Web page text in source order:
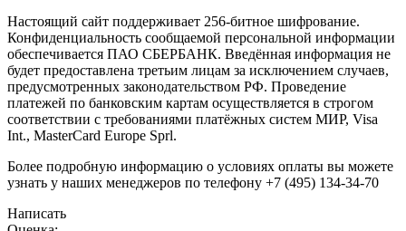
Настоящий сайт поддерживает 256-битное шифрование.
Конфиденциальность сообщаемой персональной информации
обеспечивается ПАО СБЕРБАНК. Введённая информация не
будет предоставлена третьим лицам за исключением случаев,
предусмотренных законодательством РФ. Проведение
платежей по банковским картам осуществляется в строгом
соответствии с требованиями платёжных систем МИР, Visa
Int., MasterCard Europe Sprl.
Более подробную информацию о условиях оплаты вы можете
узнать у наших менеджеров по телефону +7 (495) 134-34-70
Написать